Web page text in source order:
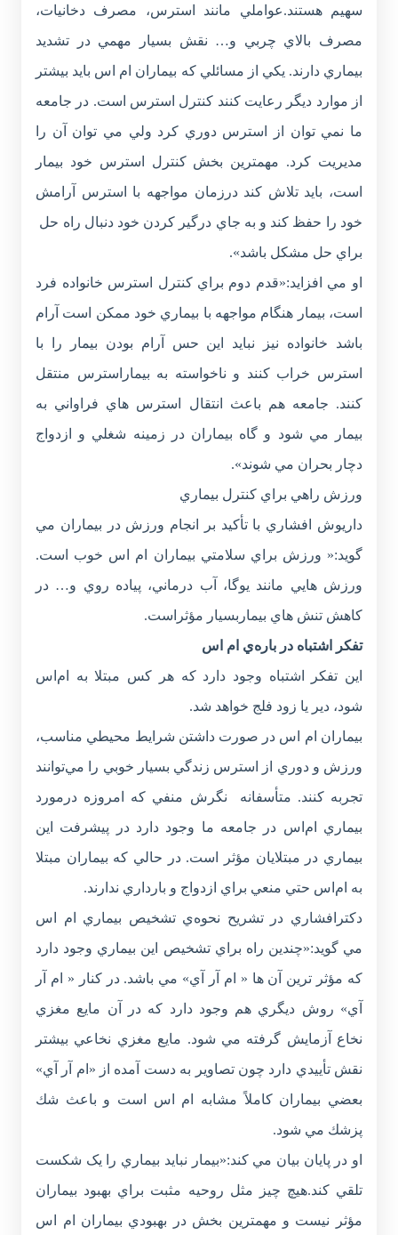
سهيم هستند.عواملي مانند استرس، مصرف دخانيات،
مصرف بالاي چربي و… نقش بسيار مهمي در تشديد
بيماري دارند. يكي از مسائلي كه بيماران ام اس بايد بيشتر
از موارد ديگر رعايت كنند كنترل استرس است. در جامعه
ما نمي توان از استرس دوري كرد ولي مي توان آن را
مديريت كرد. مهمترين بخش كنترل استرس خود بيمار
است، بايد تلاش كند درزمان مواجهه با استرس آرامش
خود را حفظ كند و به جاي درگير كردن خود دنبال راه حل
براي حل مشكل باشد».
او مي افزايد:«قدم دوم براي کنترل استرس خانواده فرد
است، بيمار هنگام مواجهه با بيماري خود ممكن است آرام
باشد خانواده نيز نبايد اين حس آرام بودن بيمار را با
استرس خراب كنند و ناخواسته به بيماراسترس منتقل
كنند. جامعه هم باعث انتقال استرس هاي فراواني به
بيمار مي شود و گاه بيماران در زمينه شغلي و ازدواج
دچار بحران مي شوند».
ورزش راهي براي کنترل بيماري
داريوش افشاري با تأكيد بر انجام ورزش در بيماران مي
گويد:« ورزش براي سلامتي بيماران ام اس خوب است.
ورزش هايي مانند يوگا، آب درماني، پياده روي و… در
كاهش تنش هاي بيماربسيار مؤثراست.
تفکر اشتباه در باره‌ي ام اس
اين تفكر اشتباه وجود دارد که هر کس مبتلا به ام‌اس
شود، دير يا زود فلج خواهد شد.
بيماران ام اس در صورت داشتن شرايط محيطي مناسب،
ورزش و دوري از استرس زندگي بسيار خوبي را مي‌توانند
تجربه کنند. متأسفانه نگرش منفي كه امروزه درمورد
بيماري ام‌اس در جامعه ما وجود دارد در پيشرفت اين
بيماري در مبتلايان مؤثر است. در حالي که بيماران مبتلا
به ام‌اس حتي منعي براي ازدواج و بارداري ندارند.
دکترافشاري در تشريح نحوه‌ي تشخيص بيماري ام اس
مي گويد:«چندين راه براي تشخيص اين بيماري وجود دارد
كه مؤثر ترين آن ها « ام آر آي» ‌مي باشد. در كنار « ام آر
آي» روش ديگري هم وجود دارد كه در آن مايع مغزي
نخاع آزمايش گرفته مي شود. مايع مغزي نخاعي بيشتر
نقش تأييدي دارد چون تصاوير به دست آمده از «ام آر آي»
بعضي بيماران كاملاً مشابه ام اس است و باعث شك
پزشك مي شود.
او در پايان بيان مي کند:«بيمار نبايد بيماري را يک شکست
تلقي کند.هيچ چيز مثل روحيه مثبت براي بهبود بيماران
مؤثر نيست و مهمترين بخش در بهبودي بيماران ام اس